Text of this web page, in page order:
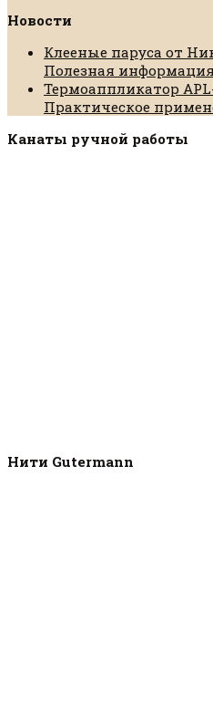
Новости
Клееные паруса от
Полезная
Термоаппликатор
Практическое
Канаты ручной работы
Нити Gutermann